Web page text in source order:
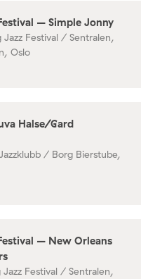
– Simple Jonny
Jazz Festival / Sentralen,
Oslo
Halse/Gard
/ Borg Bierstube,
– New Orleans
Jazz Festival / Sentralen,